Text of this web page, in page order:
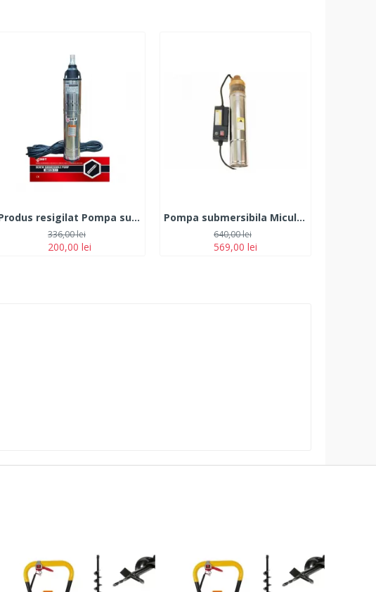
Produs resigilat Pompa submersibila, DDT, QGD120, Inox, 120 m, 3 m³/h, 20 m cablu
200,00 lei
336,00 lei
Pompa submersibila Micul Fermier 4SKM 100 1,3kW 3000l/h
569,00 lei
640,00 lei